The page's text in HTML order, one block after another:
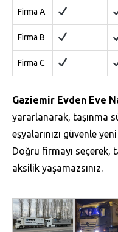
Firma A
Firma B
Firma C
Gaziemir Evden Eve
yararlanarak, taşınma
eşyalarınızı güvenle
Doğru firmayı seçerek,
aksilik yaşamazsınız.